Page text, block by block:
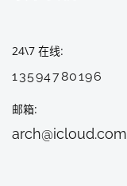
24\7 在线
13594780196
邮箱
arch@icloud.com